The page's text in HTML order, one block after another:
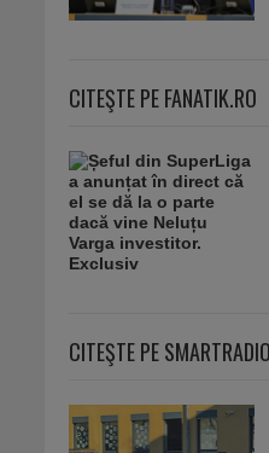
CITEŞTE PE FANATIK.RO
CITEŞTE PE